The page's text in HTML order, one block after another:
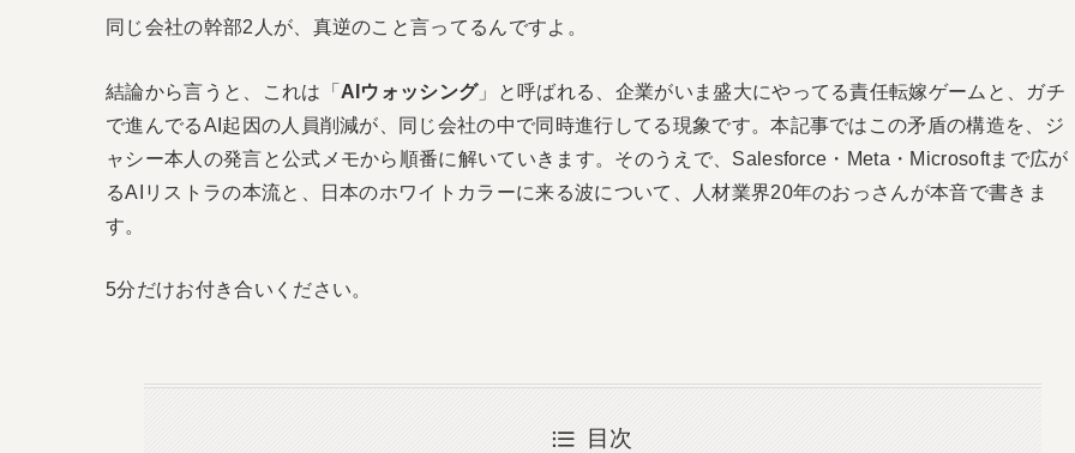
同じ会社の幹部2人が、真逆のこと言ってるんですよ。
結論から言うと、これは「 AIウォッシング」と呼ばれる、企業がいま盛大にやってる責任転嫁ゲームと、ガチ
で進んでるAI起因の人員削減が、同じ会社の中で同時進行してる現象です。本記事ではこの矛盾の構造を、ジ
ャシー本人の発言と公式メモから順番に解いていきます。そのうえで、Salesforce・Meta・Microsoftまで広が
るAIリストラの本流と、日本のホワイトカラーに来る波について、人材業界20年のおっさんが本音で書きま
す。
5分だけお付き合いください。
目次